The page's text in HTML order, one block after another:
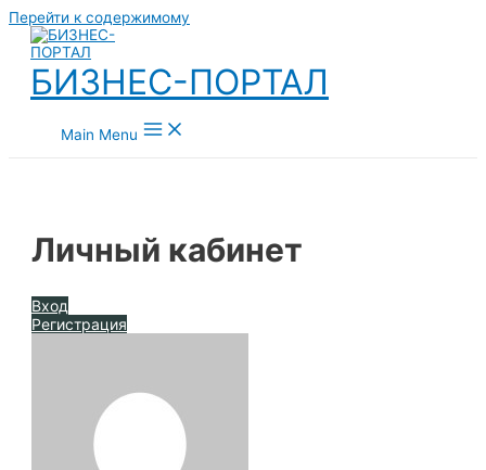
Перейти к содержимому
БИЗНЕС-ПОРТАЛ
Main Menu
Личный кабинет
Вход
Регистрация